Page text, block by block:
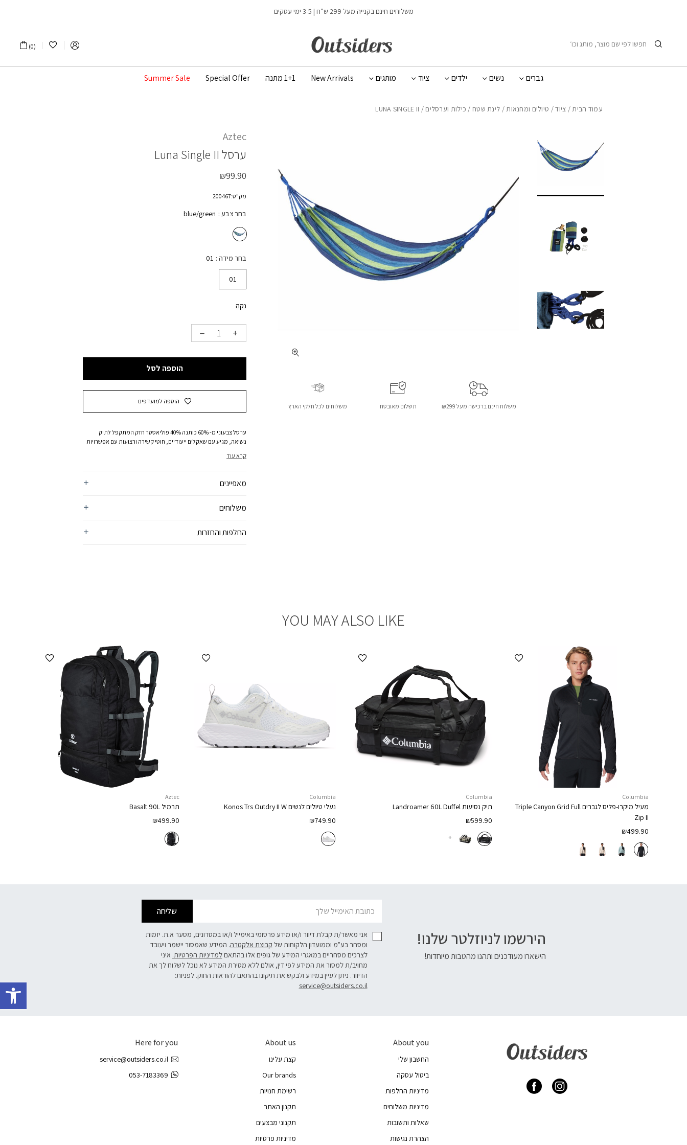
משלוחים חינם בקנייה מעל 299 ש”ח | 3-5 ימי עסקים
הרשימה שלי
0
חיפוש
גברים נשים ילדים ציוד מותגים New Arrivals 1+1 מתנה Special Offer
Summer Sale
עמוד הבית/ ציוד/ טיולים ומחנאות/ לינת שטח / כילות וערסלים / LUNA SINGLE II
Aztec
ערסל Luna Single II
₪99.90
מק"ט:200467
בחר צבע blue/green
בחר מידה 01
01
נקה
הוספה לסל
הוספה למועדפים
ערסל צבעוני מ- 60% כותנה 40% פוליאסטר חזק המתקפל לתיק
נשיאה, מגיע עם שאקלים ייעודיים, חוטי קשירה ורצועות עם אפשרויות
מאוד לטיולים,לגינה ולשטח.
קרא עוד
מאפיינים
משלוחים
החלפות והחזרות
משלוח חינם ברכישה מעל ₪299 תשלום מאובטח משלוחים לכל חלקי הארץ
YOU MAY ALSO LIKE
הוספה למועדפים
Columbia
מעיל מיקרו-פליס לגבריםTriple Canyon Grid Full
Zip II
₪499.90
הוספה למועדפים
Columbia
תיק נסיעותLandroamer 60L Duffel
₪599.90
+
הוספה למועדפים
Columbia
נעלי טיולים לנשיםKonos Trs Outdry II W
₪749.90
הוספה למועדפים
Aztec
תרמיל Basalt 90L
₪499.90
הירשמו לניוזלטר שלנו!
הישארו מעודכנים ותהנו מהטבות מיוחדות!
שליחה
אני מאשר/ת קבלת דיוור ו/או מידע פרסומי באימייל ו/או במסרונים, מסער א.ת. יזמות
ומסחר בע"מ וממועדון הלקוחות של קבוצת אלקטרה. המידע שאמסור יישמר ויעובד
לצרכים מסחריים במאגרי המידע של גופים אלו בהתאםלמדיניות הפרטיות. איני
מחויב/ת למסור את המידע לפי דין, אולם ללא מסירת המידע לא נוכל לשלוח לך את
הדיוור. ניתן לעיין במידע ולבקש את תיקונו בהתאם להוראות החוק. לפניות:
service@outsiders.co.il
About you
החשבון שלי
ביטול עסקה
מדיניות החלפות
מדיניות משלוחים
שאלות ותשובות
הצהרת נגישות
About us
קצת עלינו
Our brands
רשימת חנויות
תקנון האתר
תקנוני מבצעים
מדיניות פרטיות
Here for you
service@outsiders.co.il
053-7183369